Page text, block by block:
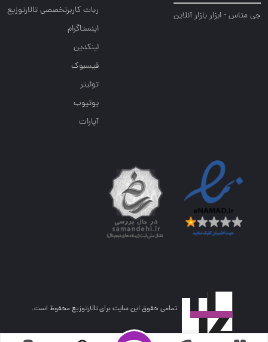
جی متاس - ابزار بازار آنلاین
ربات کاربرتخصصی تالارتوزیع
اینستاگرام
لینکدین
فیسبوک
توئیتر
یوتیوب
آپارات
تمامی حقوق این سایت برای تالارتوزیع محفوظ است.